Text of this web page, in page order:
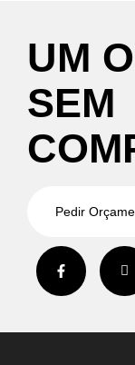
UM
SEM
Pedir